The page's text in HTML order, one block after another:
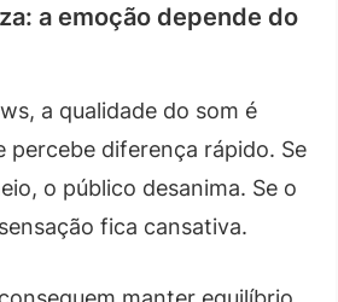
a emoção depende do
a qualidade do som é
percebe diferença rápido. Se
o público desanima. Se o
fica cansativa.